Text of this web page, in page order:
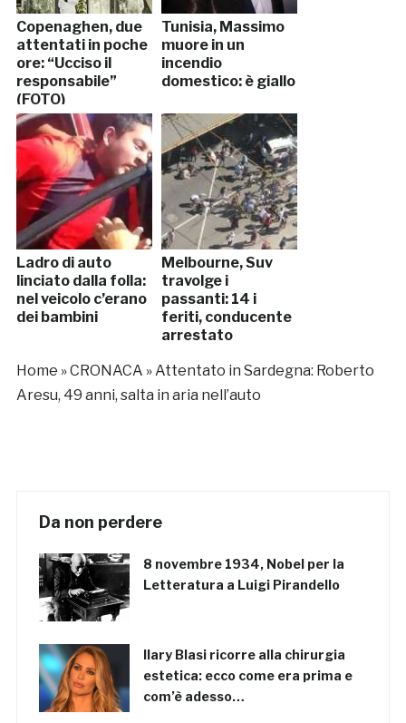
Copenaghen, due
attentati in poche
ore: “Ucciso il
responsabile”
(FOTO)
Tunisia, Massimo
muore in un
incendio
domestico: è giallo
Ladro di auto
linciato dalla folla:
nel veicolo c’erano
dei bambini
Melbourne, Suv
travolge i
passanti: 14 i
feriti, conducente
arrestato
Home »CRONACA »Attentato in Sardegna: Roberto
Aresu, 49 anni, salta in aria nell’auto
Da non perdere
8 novembre 1934, Nobel per la
Letteratura a Luigi Pirandello
Ilary Blasi ricorre alla chirurgia
estetica: ecco come era prima e
com’è adesso…